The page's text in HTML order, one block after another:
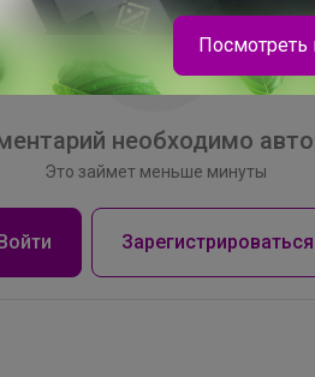
необходимо
Это займет меньше минуты
Зарегистрироваться
Посмотреть